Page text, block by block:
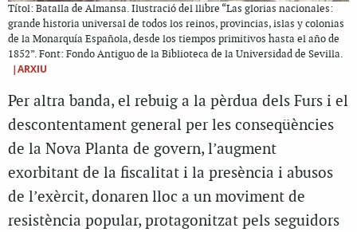
Títol: Batalla de Almansa. Ilustració del llibre “Las glorias nacionales:
grande historia universal de todos los reinos, provincias, islas y colonias
de la Monarquía Española, desde los tiempos primitivos hasta el año de
1852”. Font: Fondo Antiguo de la Biblioteca de la Universidad de Sevilla.
|ARXIU
Per altra banda, el rebuig a la pèrdua dels Furs i el
descontentament general per les conseqüències
de la Nova Planta de govern, l’augment
exorbitant de la fiscalitat i la presència i abusos
de l’exèrcit, donaren lloc a un moviment de
resistència popular, protagonitzat pels seguidors